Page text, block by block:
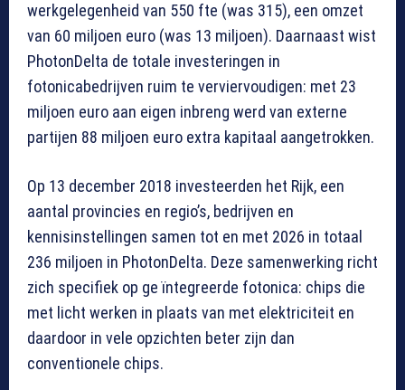
werkgelegenheid van 550 fte (was 315), een omzet
van 60 miljoen euro (was 13 miljoen). Daarnaast wist
PhotonDelta de totale investeringen in
fotonicabedrijven ruim te verviervoudigen: met 23
miljoen euro aan eigen inbreng werd van externe
partijen 88 miljoen euro extra kapitaal aangetrokken.
Op 13 december 2018 investeerden het Rijk, een
aantal provincies en regio’s, bedrijven en
kennisinstellingen samen tot en met 2026 in totaal
236 miljoen in PhotonDelta. Deze samenwerking richt
zich specifiek op ge ïntegreerde fotonica: chips die
met licht werken in plaats van met elektriciteit en
daardoor in vele opzichten beter zijn dan
conventionele chips.